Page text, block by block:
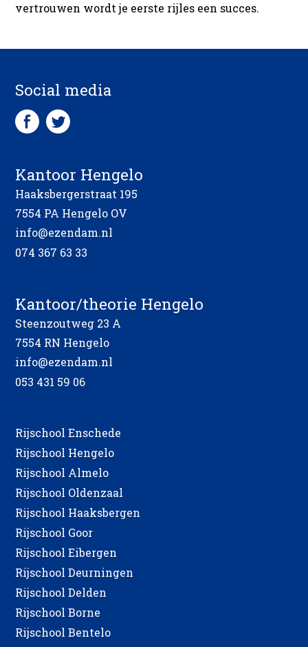
vertrouwen wordt je eerste rijles een succes.
Social media
Kantoor Hengelo
Haaksbergerstraat 195
7554 PA Hengelo OV
info@ezendam.nl
074 367 63 33
Kantoor/theorie Hengelo
Steenzoutweg 23 A
7554 RN Hengelo
info@ezendam.nl
053 431 59 06
Rijschool Enschede
Rijschool Hengelo
Rijschool Almelo
Rijschool Oldenzaal
Rijschool Haaksbergen
Rijschool Goor
Rijschool Eibergen
Rijschool Deurningen
Rijschool Delden
Rijschool Borne
Rijschool Bentelo